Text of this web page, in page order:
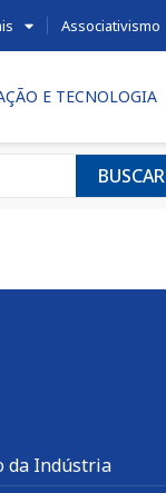
Associativismo
E TECNOLOGIA
BUSCAR
da Indústria